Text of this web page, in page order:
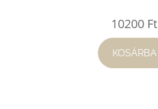
10200 Ft
KOSÁRBA